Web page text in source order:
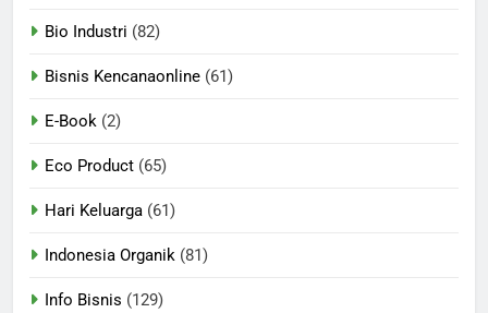
Bio Industri (82)
Bisnis Kencanaonline (61)
E-Book (2)
Eco Product (65)
Hari Keluarga (61)
Indonesia Organik (81)
Info Bisnis (129)